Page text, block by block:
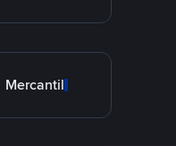
Mercantil